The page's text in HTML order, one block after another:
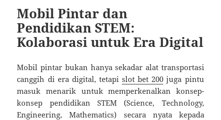
Mobil Pintar dan
Pendidikan STEM:
Kolaborasi untuk Era Digital
Mobil pintar bukan hanya sekadar alat transportasi
canggih di era digital, tetapislot bet 200 juga pintu
masuk menarik untuk memperkenalkan konsep-
konsep pendidikan STEM (Science, Technology,
Engineering, Mathematics) secara nyata kepada